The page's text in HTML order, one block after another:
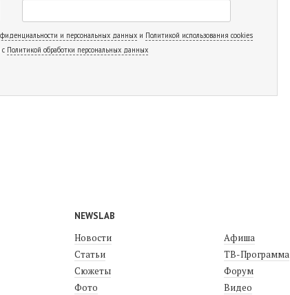
и персональных данных и Политикой использования cookies
Политикой обработки персональных данных
NEWSLAB
Новости
Статьи
Сюжеты
Фото
Афиша
ТВ-Программа
Форум
Видео